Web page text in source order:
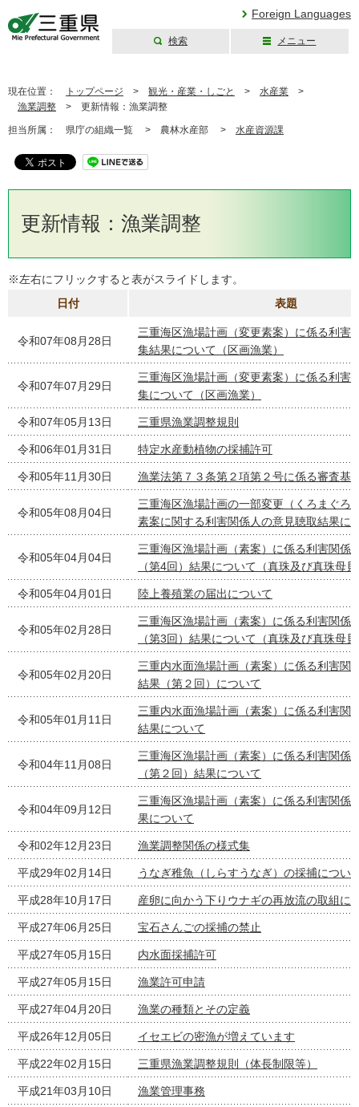
Foreign Languages
検索 メニュー
現在位置： トップページ > 観光・産業・しごと > 水産業 >
漁業調整 > 更新情報：漁業調整
担当所属： 県庁の組織一覧 > 農林水産部 > 水産資源課
更新情報：漁業調整
※左右にフリックすると表がスライドします。
日付
表題
令和07年08月28日
三重海区漁場計画（変更素案）に係る利害
集結果について（区画漁業）
令和07年07月29日
三重海区漁場計画（変更素案）に係る利害
集について（区画漁業）
令和07年05月13日 三重県漁業調整規則
令和06年01月31日 特定水産動植物の採捕許可
令和05年11月30日 漁業法第７３条第２項第２号に係る審査基
令和05年08月04日
三重海区漁場計画の一部変更（くろまぐろ
素案に関する利害関係人の意見聴取結果に
令和05年04月04日
三重海区漁場計画（素案）に係る利害関係
（第4回）結果について（真珠及び真珠母
令和05年04月01日 陸上養殖業の届出について
令和05年02月28日
三重海区漁場計画（素案）に係る利害関係
（第3回）結果について（真珠及び真珠母
令和05年02月20日
三重内水面漁場計画（素案）に係る利害関
結果（第２回）について
令和05年01月11日
三重内水面漁場計画（素案）に係る利害関
結果について
令和04年11月08日
三重海区漁場計画（素案）に係る利害関係
（第２回）結果について
令和04年09月12日
三重海区漁場計画（素案）に係る利害関係
果について
令和02年12月23日 漁業調整関係の様式集
平成29年02月14日 うなぎ稚魚（しらすうなぎ）の採捕につい
平成28年10月17日 産卵に向かう下りウナギの再放流の取組に
平成27年06月25日 宝石さんごの採捕の禁止
平成27年05月15日 内水面採捕許可
平成27年05月15日 漁業許可申請
平成27年04月20日 漁業の種類とその定義
平成26年12月05日 イセエビの密漁が増えています
平成22年02月15日 三重県漁業調整規則（体長制限等）
平成21年03月10日 漁業管理事務